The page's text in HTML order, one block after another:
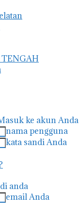
ke akun Anda
nama pengguna
kata sandi Anda
anda
email Anda